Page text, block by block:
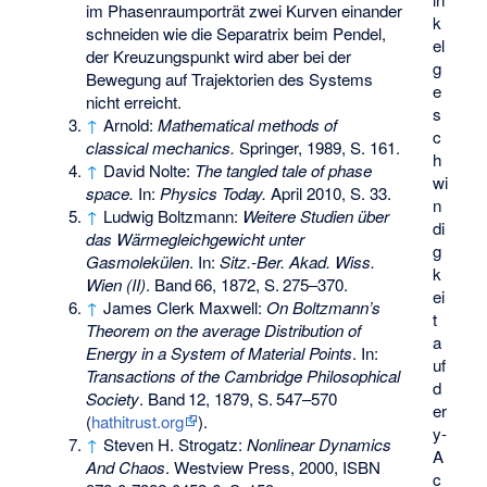
k
el
g
e
s
c
h
wi
n
di
g
k
ei
t
a
uf
d
er
y-
A
c
im Phasenraumporträt zwei Kurven einander
schneiden wie die Separatrix beim Pendel,
der Kreuzungspunkt wird aber bei der
Bewegung auf Trajektorien des Systems
nicht erreicht.
↑ Arnold:Mathematical methods of
classical mechanics. Springer, 1989, S. 161.
↑ David Nolte: The tangled tale of phase
space. In: Physics Today. April 2010, S. 33.
↑ Ludwig Boltzmann: Weitere Studien über
das Wärmegleichgewicht unter
Gasmolekülen. In:Sitz.-Ber. Akad. Wiss.
Wien (II). Band66, 1872,S.275–370.
↑ James Clerk Maxwell:On Boltzmann’s
Theorem on the average Distribution of
Energy in a System of Material Points. In:
Transactions of the Cambridge Philosophical
Society. Band12, 1879,S.547–570
(hathitrust.org
).
↑ Steven H. Strogatz:Nonlinear Dynamics
And Chaos. Westview Press, 2000, ISBN